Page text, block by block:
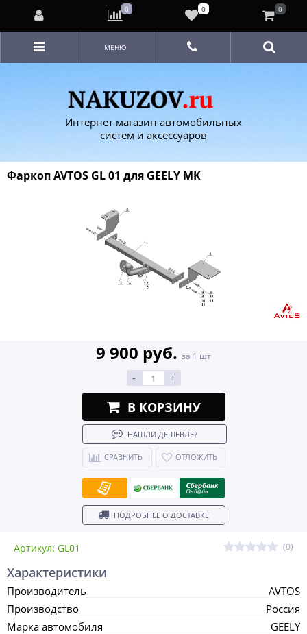
Интернет магазин автомобильных
систем и аксессуаров
МЕНЮ
Фаркоп AVTOS GL 01 для GEELY MK
Артикул: GL01 (0)
9 900 руб. за 1 шт
- +
В КОРЗИНУ
НАШЛИ ДЕШЕВЛЕ?
СРАВНИТЬ ОТЛОЖИТЬ
ПОДРОБНЕЕ О ДОСТАВКЕ
Характеристики
Производитель
AVTOS
Производство
Россия
Марка автомобиля
GEELY
0 0 0